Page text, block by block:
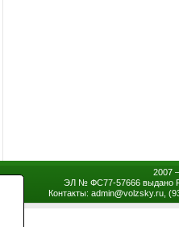
2007
ЭЛ № ФС77-57666 выдано
Контакты: admin@volzsky.ru,